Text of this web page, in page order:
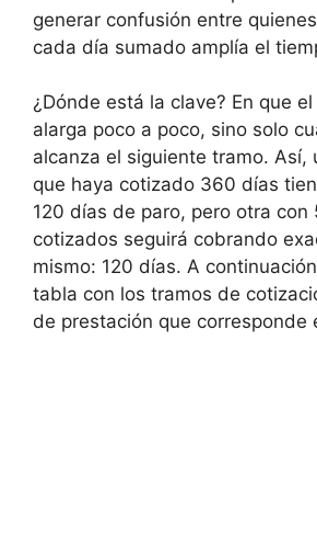
generar confusión entre
cada día sumado amplía el
¿Dónde está la clave? En que
alarga poco a poco, sino solo
alcanza el siguiente tramo. Así,
que haya cotizado 360 días
120 días de paro, pero otra con
cotizados seguirá cobrando
mismo: 120 días. A
tabla con los tramos de
de prestación que corresponde